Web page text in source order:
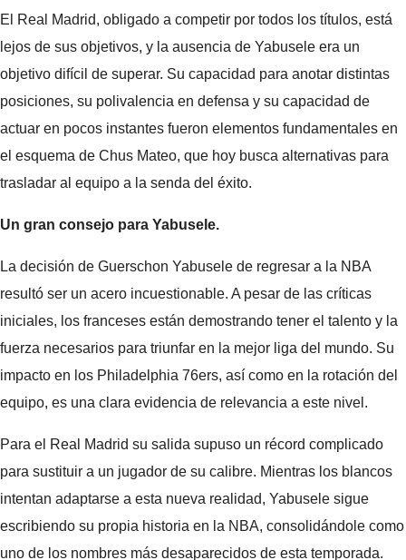
El Real Madrid, obligado a competir por todos los títulos, está
lejos de sus objetivos, y la ausencia de Yabusele era un
objetivo difícil de superar. Su capacidad para anotar distintas
posiciones, su polivalencia en defensa y su capacidad de
actuar en pocos instantes fueron elementos fundamentales en
el esquema de Chus Mateo, que hoy busca alternativas para
trasladar al equipo a la senda del éxito.
Un gran consejo para Yabusele.
La decisión de Guerschon Yabusele de regresar a la NBA
resultó ser un acero incuestionable. A pesar de las críticas
iniciales, los franceses están demostrando tener el talento y la
fuerza necesarios para triunfar en la mejor liga del mundo. Su
impacto en los Philadelphia 76ers, así como en la rotación del
equipo, es una clara evidencia de relevancia a este nivel.
Para el Real Madrid su salida supuso un récord complicado
para sustituir a un jugador de su calibre. Mientras los blancos
intentan adaptarse a esta nueva realidad, Yabusele sigue
escribiendo su propia historia en la NBA, consolidándole como
uno de los nombres más desaparecidos de esta temporada.